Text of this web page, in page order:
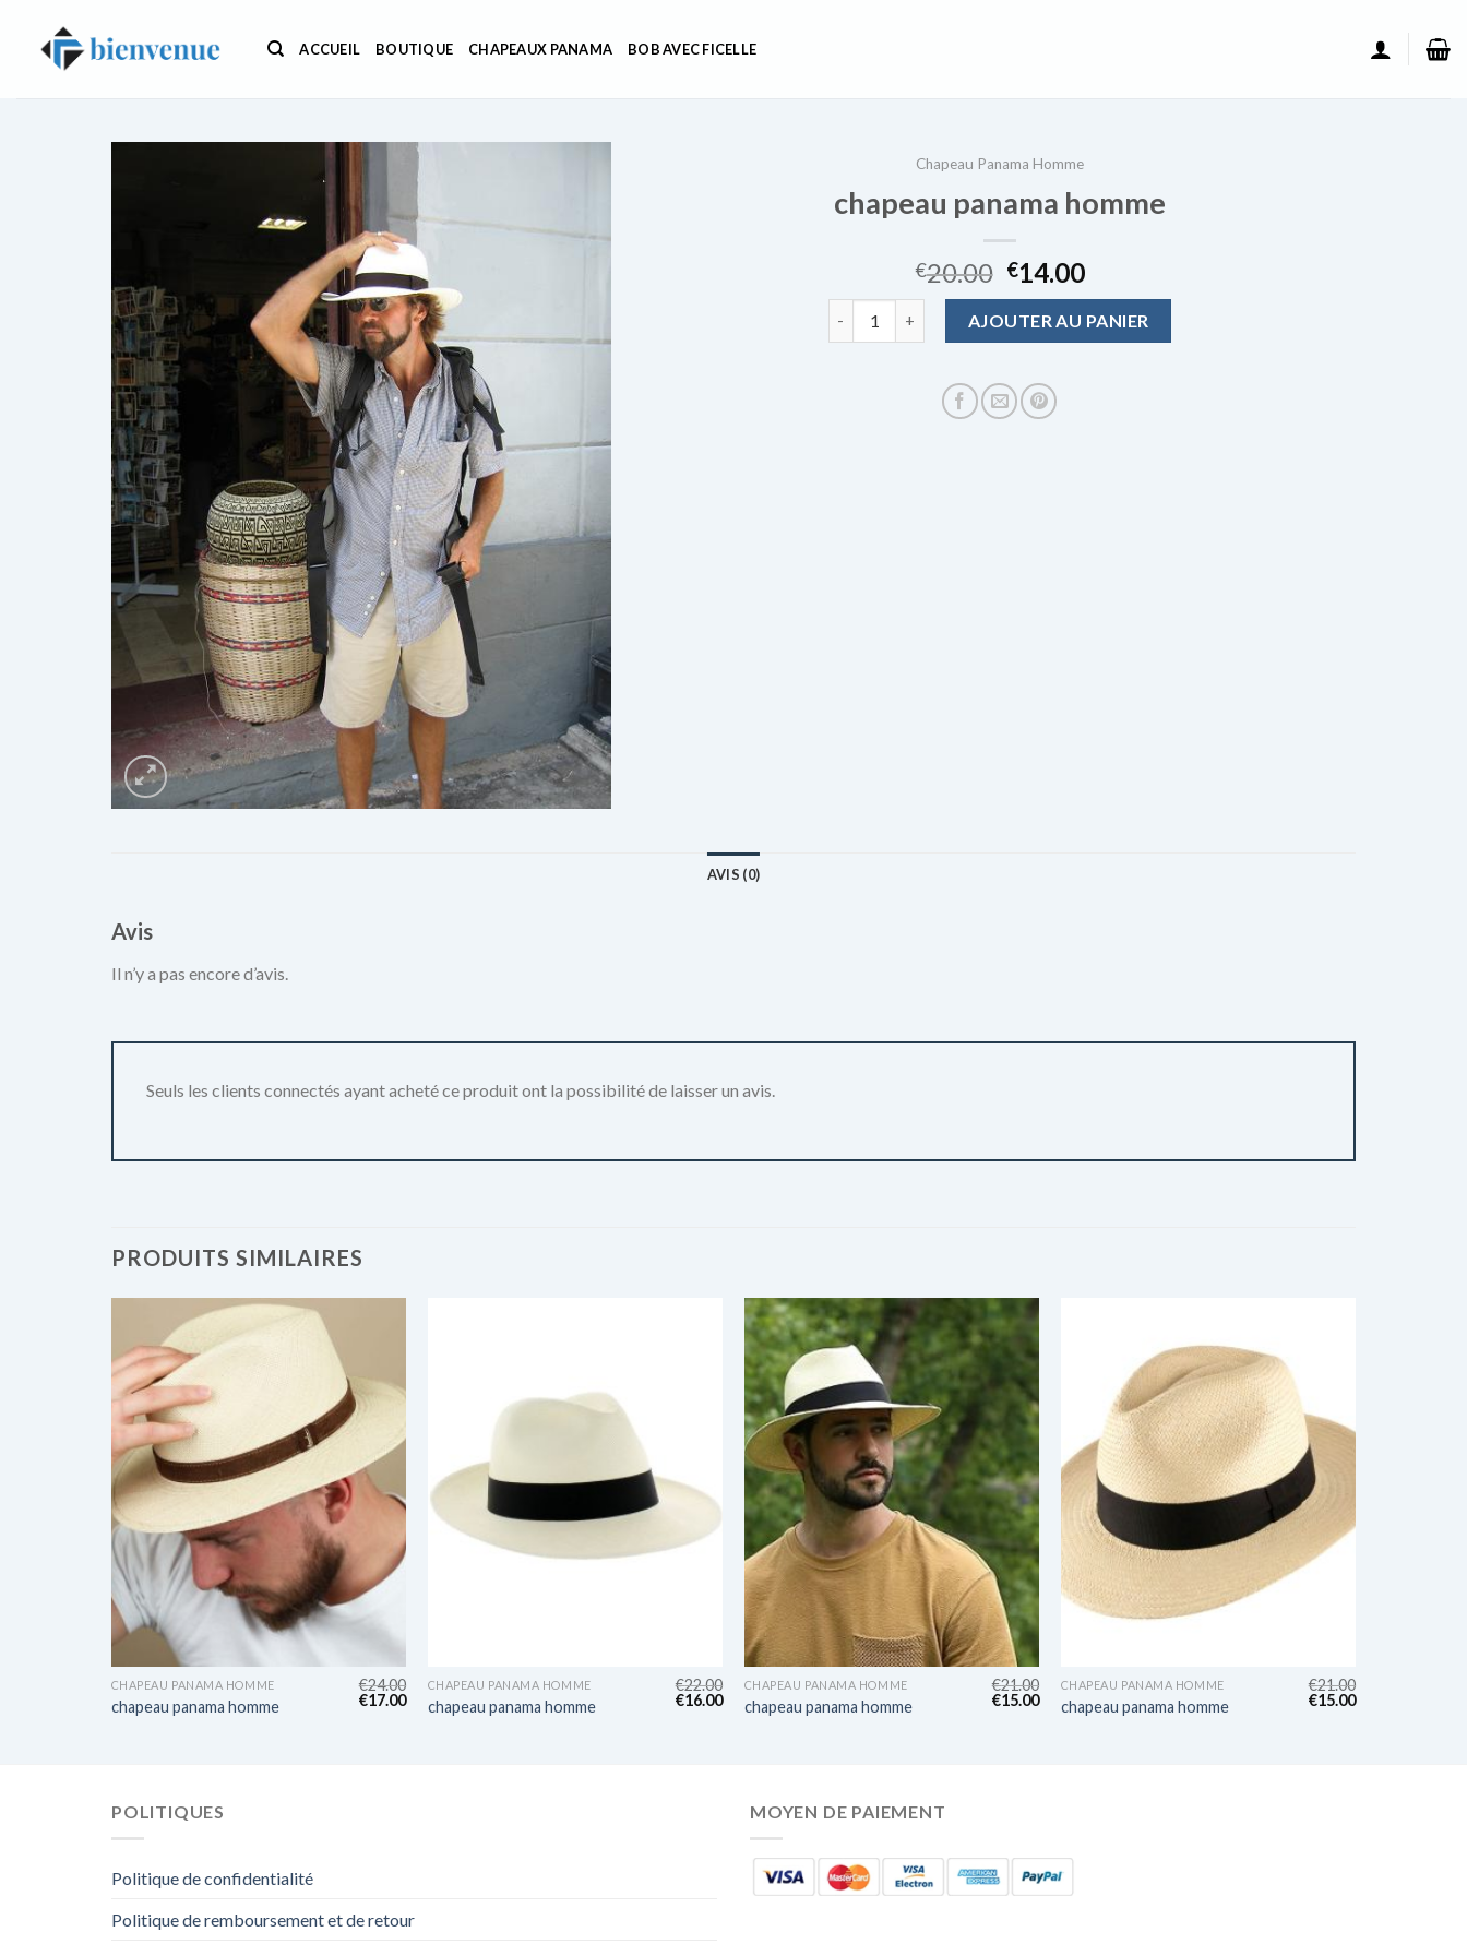
contenu
ACCUEIL BOUTIQUE CHAPEAUX PANAMA BOB AVEC FICELLE
Chapeau Panama Homme
chapeau panama homme
€20.00 €14.00
AJOUTER AU PANIER
AVIS (0)
Avis
Il n’y a pas encore d’avis.
Seuls les clients connectés ayant acheté ce produit ont la possibilité de laisser un avis.
PRODUITS SIMILAIRES
CHAPEAU PANAMA HOMME
chapeau panama homme
€24.00
€17.00
CHAPEAU PANAMA HOMME
chapeau panama homme
€22.00
€16.00
CHAPEAU PANAMA HOMME
chapeau panama homme
€21.00
€15.00
CHAPEAU PANAMA HOMME
chapeau panama homme
€21.00
€15.00
POLITIQUES
Politique de confidentialité
Politique de remboursement et de retour
MOYEN DE PAIEMENT